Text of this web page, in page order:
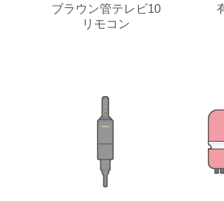
ブラウン管テレビ10
リモコン